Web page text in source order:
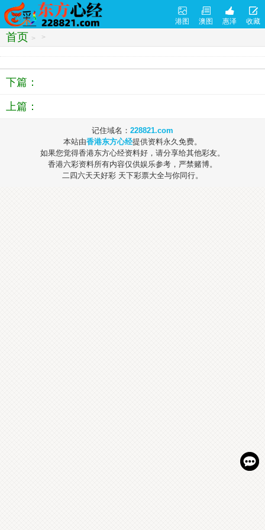
港图 澳图 惠泽 收藏
首页 > >
下篇：
上篇：
记住域名： 228821.com
本站由香港东方心经提供资料永久免费。
如果您觉得香港东方心经资料好，请分享给其他彩友。
香港六彩资料所有内容仅供娱乐参考，严禁赌博。
二四六天天好彩 天下彩票大全与你同行。